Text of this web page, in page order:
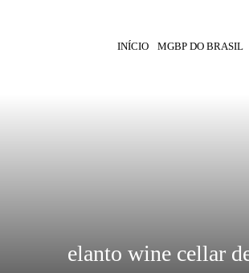
INÍCIO MGBP DO BRASIL
elanto wine cellar